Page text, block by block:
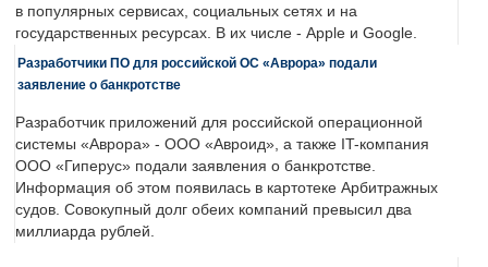
в популярных сервисах, социальных сетях и на
государственных ресурсах. В их числе - Apple и Google.
Разработчики ПО для российской ОС «Аврора» подали
заявление о банкротстве
Разработчик приложений для российской операционной
системы «Аврора» - ООО «Авроид», а также IT-компания
ООО «Гиперус» подали заявления о банкротстве.
Информация об этом появилась в картотеке Арбитражных
судов. Совокупный долг обеих компаний превысил два
миллиарда рублей.